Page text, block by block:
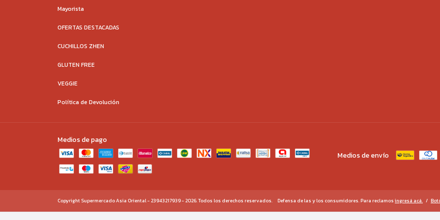
Mayorista
OFERTAS DESTACADAS
CUCHILLOS ZHEN
GLUTEN FREE
VEGGIE
Política de Devolución
Medios de pago
Medios de envío
Copyright Supermercado Asia Oriental - 23943217939 - 2026. Todos los derechos reservados. Defensa de las y los consumidores. Para reclamos ingresá acá. /